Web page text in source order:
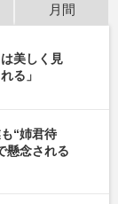
月間
美しく見
る」
“姉君待
懸念される